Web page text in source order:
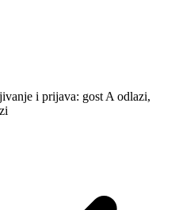
i prijava: gost A odlazi,